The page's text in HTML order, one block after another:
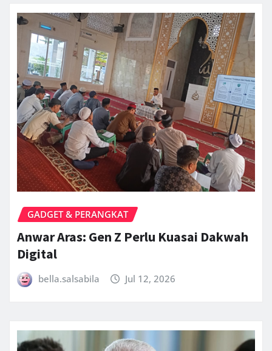
GADGET & PERANGKAT
Anwar Aras: Gen Z Perlu Kuasai Dakwah
Digital
bella.salsabila Jul 12, 2026